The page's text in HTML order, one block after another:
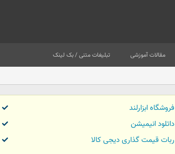
مقالات آموزشی تبلیغات متنی / بک لینک
فروشگاه ابزارلند
داتلود انیمیشن
ربات قیمت گذاری دیجی کالا